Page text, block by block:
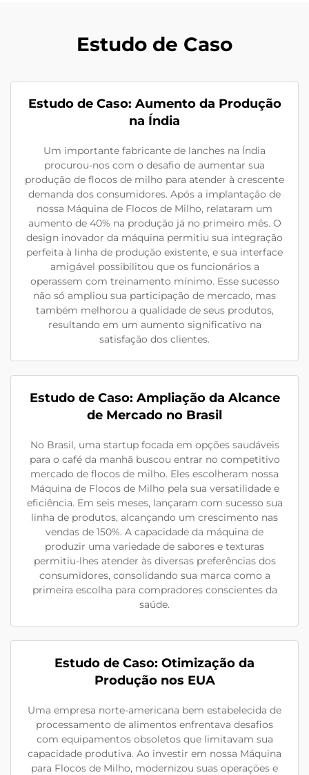
Estudo de Caso
Estudo de Caso: Aumento da Produção
na Índia
Um importante fabricante de lanches na Índia
procurou-nos com o desafio de aumentar sua
produção de flocos de milho para atender à crescente
demanda dos consumidores. Após a implantação de
nossa Máquina de Flocos de Milho, relataram um
aumento de 40% na produção já no primeiro mês. O
design inovador da máquina permitiu sua integração
perfeita à linha de produção existente, e sua interface
amigável possibilitou que os funcionários a
operassem com treinamento mínimo. Esse sucesso
não só ampliou sua participação de mercado, mas
também melhorou a qualidade de seus produtos,
resultando em um aumento significativo na
satisfação dos clientes.
Estudo de Caso: Ampliação da Alcance
de Mercado no Brasil
No Brasil, uma startup focada em opções saudáveis
para o café da manhã buscou entrar no competitivo
mercado de flocos de milho. Eles escolheram nossa
Máquina de Flocos de Milho pela sua versatilidade e
eficiência. Em seis meses, lançaram com sucesso sua
linha de produtos, alcançando um crescimento nas
vendas de 150%. A capacidade da máquina de
produzir uma variedade de sabores e texturas
permitiu-lhes atender às diversas preferências dos
consumidores, consolidando sua marca como a
primeira escolha para compradores conscientes da
saúde.
Estudo de Caso: Otimização da
Produção nos EUA
Uma empresa norte-americana bem estabelecida de
processamento de alimentos enfrentava desafios
com equipamentos obsoletos que limitavam sua
capacidade produtiva. Ao investir em nossa Máquina
para Flocos de Milho, modernizou suas operações e